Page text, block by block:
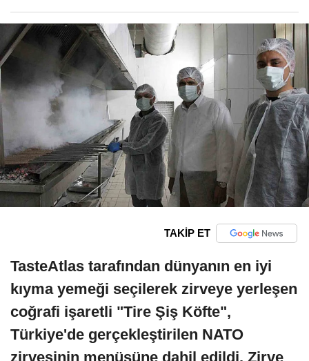
TAKİP ET
TasteAtlas tarafından dünyanın en iyi
kıyma yemeği seçilerek zirveye yerleşen
coğrafi işaretli "Tire Şiş Köfte",
Türkiye'de gerçekleştirilen NATO
zirvesinin menüsüne dahil edildi. Zirve